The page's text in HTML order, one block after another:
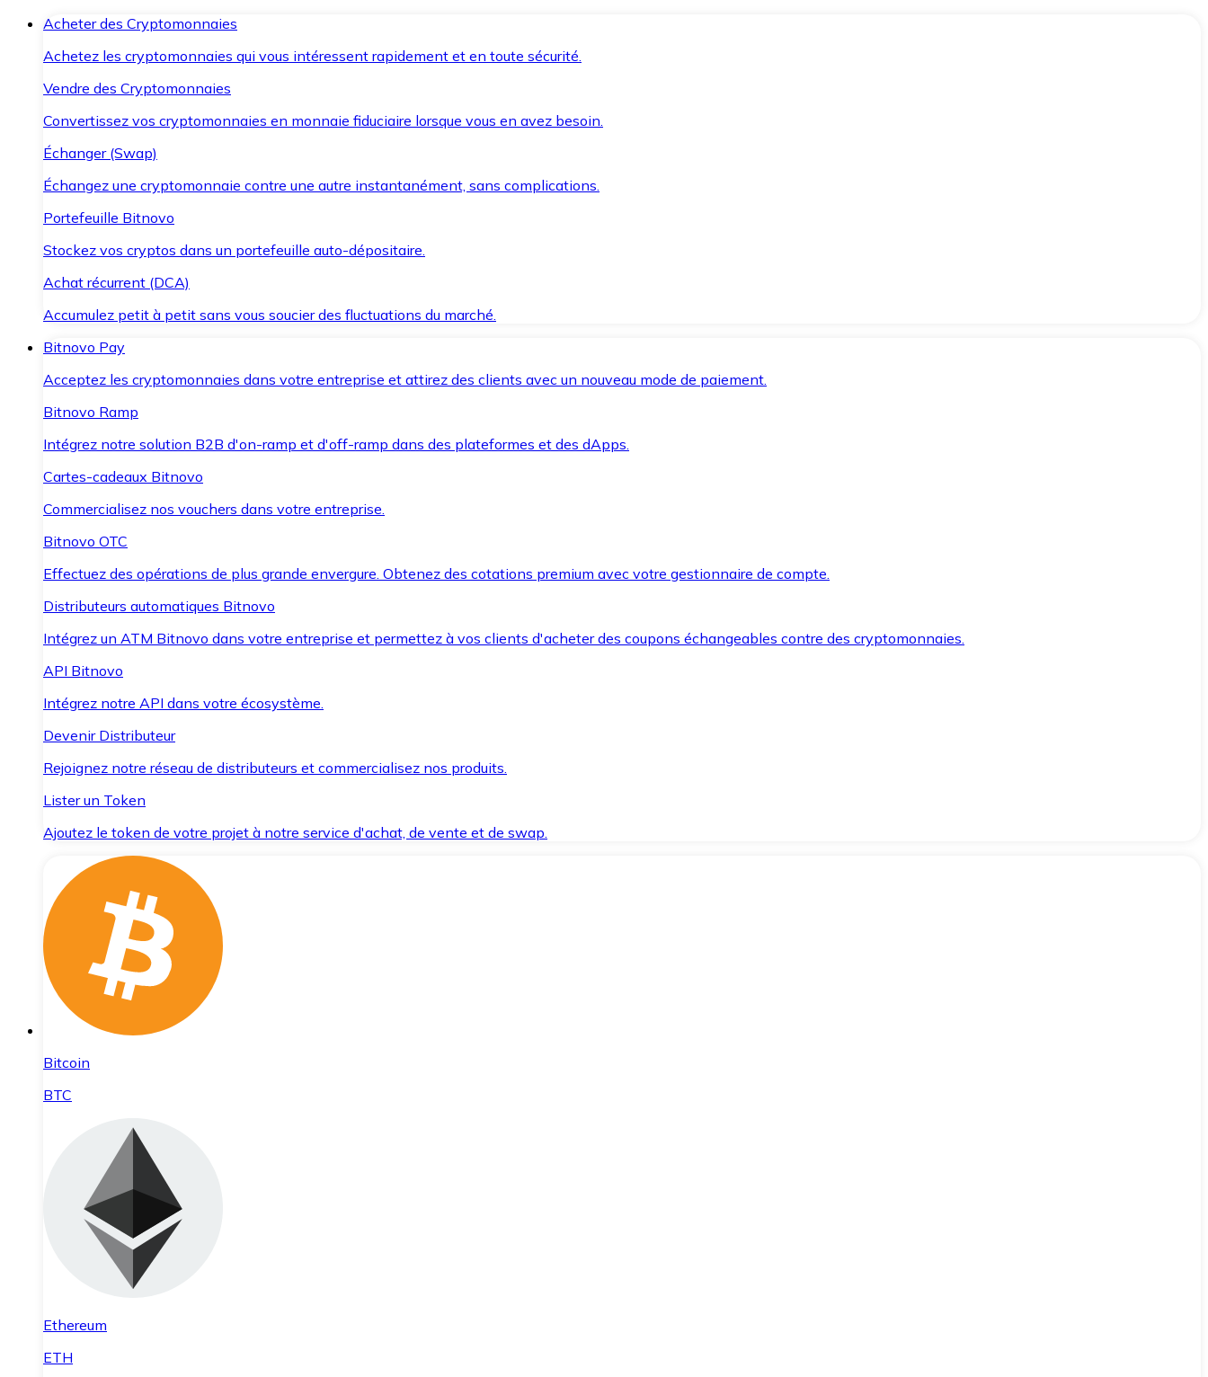
Acheter des Cryptomonnaies
Achetez les cryptomonnaies qui vous intéressent rapidement et en toute sécurité.
Vendre des Cryptomonnaies
Convertissez vos cryptomonnaies en monnaie fiduciaire lorsque vous en avez besoin.
Échanger (Swap)
Échangez une cryptomonnaie contre une autre instantanément, sans complications.
Portefeuille Bitnovo
Stockez vos cryptos dans un portefeuille auto-dépositaire.
Achat récurrent (DCA)
Accumulez petit à petit sans vous soucier des fluctuations du marché.
Bitnovo Pay
Acceptez les cryptomonnaies dans votre entreprise et attirez des clients avec un nouveau mode de paiement.
Bitnovo Ramp
Intégrez notre solution B2B d'on-ramp et d'off-ramp dans des plateformes et des dApps.
Cartes-cadeaux Bitnovo
Commercialisez nos vouchers dans votre entreprise.
Bitnovo OTC
Effectuez des opérations de plus grande envergure. Obtenez des cotations premium avec votre gestionnaire de compte.
Distributeurs automatiques Bitnovo
Intégrez un ATM Bitnovo dans votre entreprise et permettez à vos clients d'acheter des coupons échangeables contre des cryptomonnaies.
API Bitnovo
Intégrez notre API dans votre écosystème.
Devenir Distributeur
Rejoignez notre réseau de distributeurs et commercialisez nos produits.
Lister un Token
Ajoutez le token de votre projet à notre service d'achat, de vente et de swap.
Bitcoin
BTC
Ethereum
ETH